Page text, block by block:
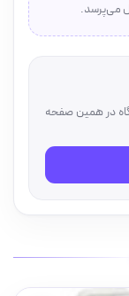
می‌پرسد.
در همین صفحه